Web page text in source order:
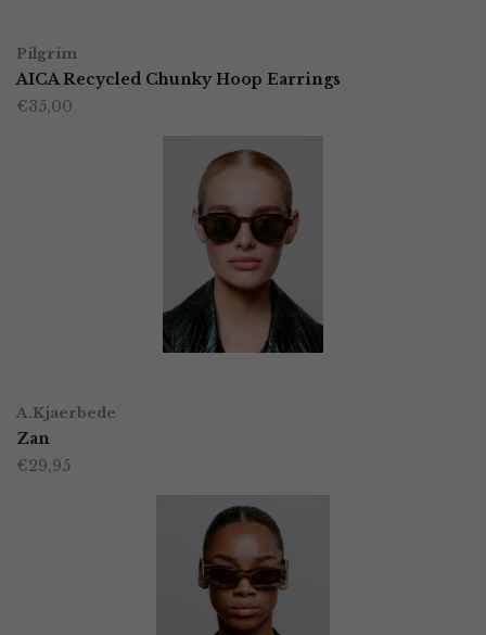
Pilgrim
AICA Recycled Chunky Hoop Earrings
€35,00
A.Kjaerbede
Zan
€29,95